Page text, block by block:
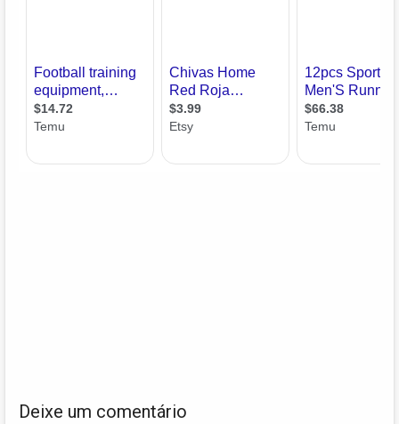
Deixe um comentário